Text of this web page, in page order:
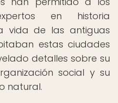
en historia
vida de las antiguas
estas ciudades
detalles sobre su
social y su
natural.